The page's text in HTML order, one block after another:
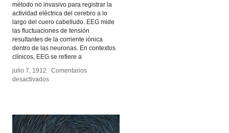
método no invasivo para registrar la
actividad eléctrica del cerebro a lo
largo del cuero cabelludo. EEG mide
las fluctuaciones de tensión
resultantes de la corriente iónica
dentro de las neuronas. En contextos
clínicos, EEG se refiere a
julio 7, 1912 / Comentarios
desactivadosen
julio 7, 1912 / Comentarios
desactivadosen